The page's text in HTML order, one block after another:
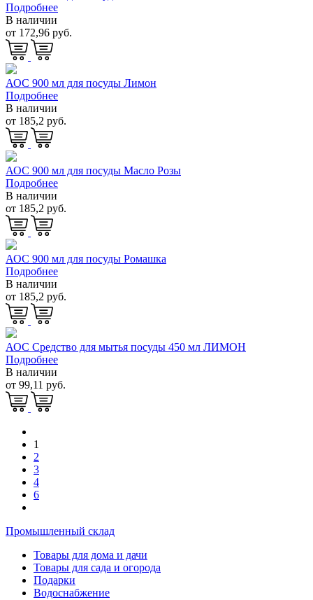
Подробнее
В наличии
от 172,96 руб.
АОС 900 мл для посуды Лимон
Подробнее
В наличии
от 185,2 руб.
АОС 900 мл для посуды Масло Розы
Подробнее
В наличии
от 185,2 руб.
АОС 900 мл для посуды Ромашка
Подробнее
В наличии
от 185,2 руб.
АОС Средство для мытья посуды 450 мл ЛИМОН
Подробнее
В наличии
от 99,11 руб.
1
2
3
4
6
Промышленный склад
Товары для дома и дачи
Товары для сада и огорода
Подарки
Водоснабжение